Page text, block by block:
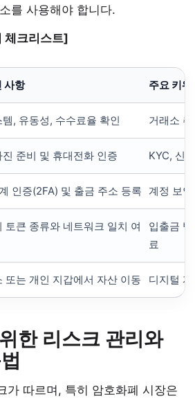
를 사용해야 합니다.
체크리스트]
사항 주요 키워
, 유동성, 수수료율 확인 거래소
준비 및 휴대전화 인증 KYC, 신
인증(2FA) 및 출금 주소 등록 계정 보
토큰 종류와 네트워크 일치 여
입출금
료
또는 개인 지갑에서 자산 이동 디지털
한 리스크 관리와
가 따르며, 특히 암호화폐 시장은